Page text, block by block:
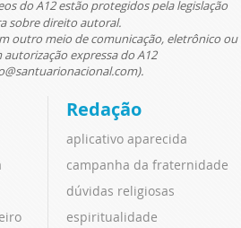
do A12 estão protegidos pela legislação
sobre direito autoral.
outro meio de comunicação, eletrônico ou
autorização expressa do A12
Redação
aplicativo aparecida
campanha da fraternidade
dúvidas religiosas
espiritualidade